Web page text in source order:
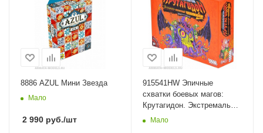
8886 AZUL Мини Звезда
Мало
2 990 руб./шт
915541HW Эпичные
схватки боевых магов:
Крутагидон. Экстремально
острый чипсихоз Hobby
Мало